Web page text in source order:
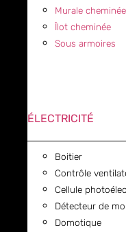
Murale cheminée
Îlot cheminée
Sous armoires
ÉLECTRICITÉ
Boitier
Contrôle
Cellule
Détecteur de
Domotique